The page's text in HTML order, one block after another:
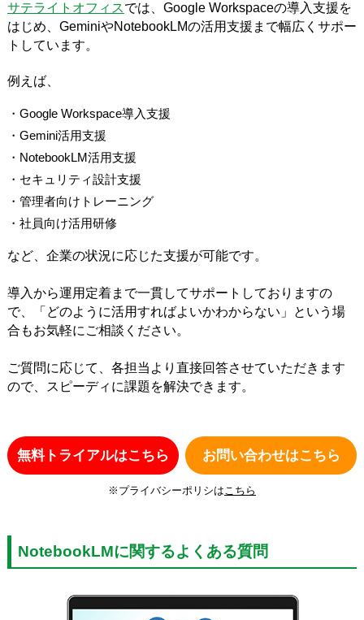
サテライトオフィスでは、Google Workspaceの導入支援を
はじめ、GeminiやNotebookLMの活用支援まで幅広くサポー
トしています。
例えば、
・Google Workspace導入支援
・Gemini活用支援
・NotebookLM活用支援
・セキュリティ設計支援
・管理者向けトレーニング
・社員向け活用研修
など、企業の状況に応じた支援が可能です。
導入から運用定着まで一貫してサポートしておりますの
で、「どのように活用すればよいかわからない」という場
合もお気軽にご相談ください。
ご質問に応じて、各担当より直接回答させていただきます
ので、スピーディに課題を解決できます。
無料トライアルはこちら お問い合わせはこちら
※プライバシーポリシはこちら
NotebookLMに関するよくある質問